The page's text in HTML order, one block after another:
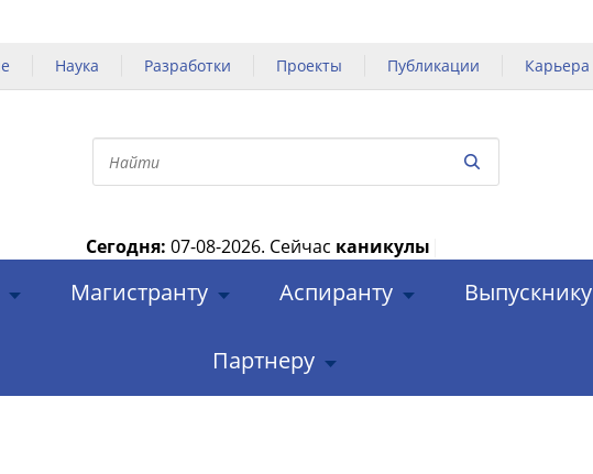
Наука Разработки Проекты Публикации Карьера
Сегодня: 07-08-2026. Сейчас каникулы
Магистранту Аспиранту Выпускнику
Партнеру